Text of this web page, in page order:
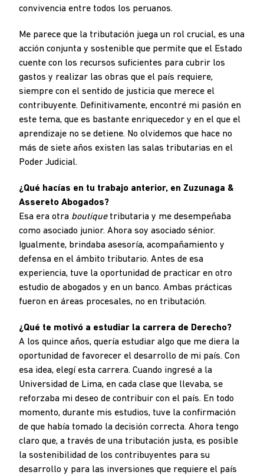
convivencia entre todos los peruanos.
Me parece que la tributación juega un rol crucial, es una
acción conjunta y sostenible que permite que el Estado
cuente con los recursos suficientes para cubrir los
gastos y realizar las obras que el país requiere,
siempre con el sentido de justicia que merece el
contribuyente. Definitivamente, encontré mi pasión en
este tema, que es bastante enriquecedor y en el que el
aprendizaje no se detiene. No olvidemos que hace no
más de siete años existen las salas tributarias en el
Poder Judicial.
¿Qué hacías en tu trabajo anterior, en Zuzunaga &
Assereto Abogados?
Esa era otra boutiquetributaria y me desempeñaba
como asociado junior. Ahora soy asociado sénior.
Igualmente, brindaba asesoría, acompañamiento y
defensa en el ámbito tributario. Antes de esa
experiencia, tuve la oportunidad de practicar en otro
estudio de abogados y en un banco. Ambas prácticas
fueron en áreas procesales, no en tributación.
¿Qué te motivó a estudiar la carrera de Derecho?
A los quince años, quería estudiar algo que me diera la
oportunidad de favorecer el desarrollo de mi país. Con
esa idea, elegí esta carrera. Cuando ingresé a la
Universidad de Lima, en cada clase que llevaba, se
reforzaba mi deseo de contribuir con el país. En todo
momento, durante mis estudios, tuve la confirmación
de que había tomado la decisión correcta. Ahora tengo
claro que, a través de una tributación justa, es posible
la sostenibilidad de los contribuyentes para su
desarrollo y para las inversiones que requiere el país